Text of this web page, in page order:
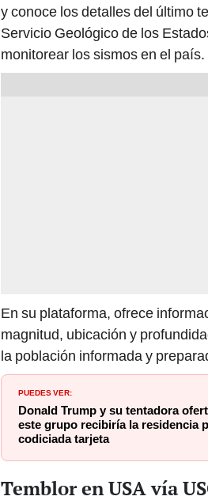
y conoce los detalles del último
Servicio Geológico de los
monitorear los sismos en el país.
En su plataforma, ofrece
magnitud, ubicación y
la población informada y
PUEDES VER:
Donald Trump y su tentadora
este grupo recibiría la residencia
codiciada tarjeta
Temblor en USA vía